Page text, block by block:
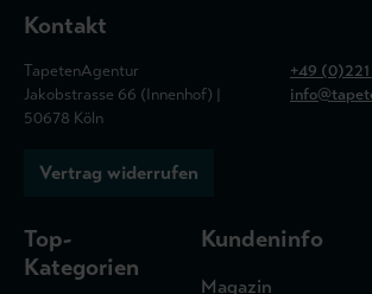
Kontakt
TapetenAgentur
Jakobstrasse 66 (Innenhof) |
50678 Köln
+49
Vertrag widerrufen
Top-
Kategorien
Kundeninfo
Magazin